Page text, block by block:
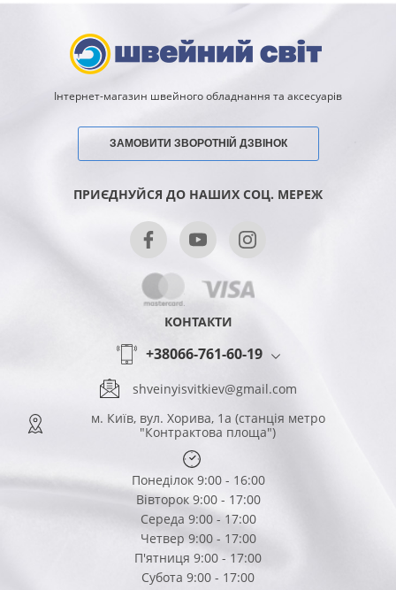
Інтернет-магазин швейного обладнання та аксесуарів
ЗАМОВИТИ ЗВОРОТНІЙ ДЗВІНОК
ПРИЄДНУЙСЯ ДО НАШИХ СОЦ. МЕРЕЖ
КОНТАКТИ
+38066-761-60-19
shveinyisvitkiev@gmail.com
м. Київ, вул. Хорива, 1а (станція метро
"Контрактова площа")
Понеділок 9:00 - 16:00
Вівторок 9:00 - 17:00
Середа 9:00 - 17:00
Четвер 9:00 - 17:00
П'ятниця 9:00 - 17:00
Субота 9:00 - 17:00